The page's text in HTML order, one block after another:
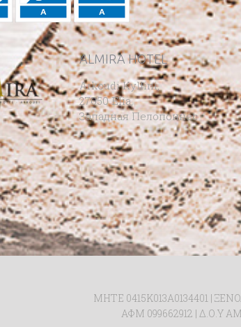
ALMIRA HOTEL
Arkoudi Kyllini,
27050 Elia,
Западная Пелопоннес
ΜΗΤΕ 0415Κ013Α0134401 |
ΑΦΜ 099662912 | Δ.Ο.Υ